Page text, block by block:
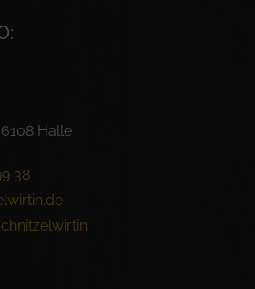
Halle
38